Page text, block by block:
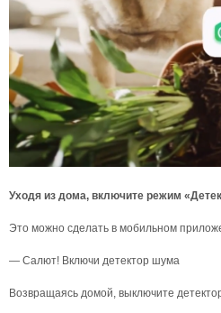
Уходя из дома, включите режим
Это можно сделать в мобильном
— Салют! Включи детектор шума
Возвращаясь домой, выключите